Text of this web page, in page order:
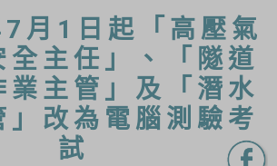
月1日起「高壓氣
全主任」、「隧道
業主管」及「潛水
」改為電腦測驗考
試